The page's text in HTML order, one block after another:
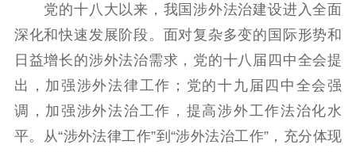
文化人才
紫金人才 职称评审
数据资源
党的十八大以来，我国涉外法治建设进入全面
深化和快速发展阶段。面对复杂多变的国际形势和
日益增长的涉外法治需求，党的十八届四中全会提
出，加强涉外法律工作；党的十九届四中全会强
调，加强涉外法治工作，提高涉外工作法治化水
平。从“涉外法律工作”到“涉外法治工作”，充分体现